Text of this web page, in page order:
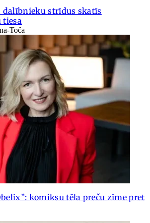
dalībnieku strīdus skatīs
tiesa
Toča
komiksu tēla preču zīme pret